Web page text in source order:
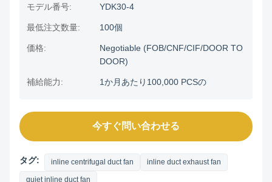
モデル番号: YDK30-4
最低注文数量: 100個
価格:
Negotiable (FOB/CNF/CIF/DOOR TO
DOOR)
補給能力: 1か月あたり100,000 PCSの
今すぐ問い合わせる
タグ: inline centrifugal duct fan inline duct exhaust fan
quiet inline duct fan